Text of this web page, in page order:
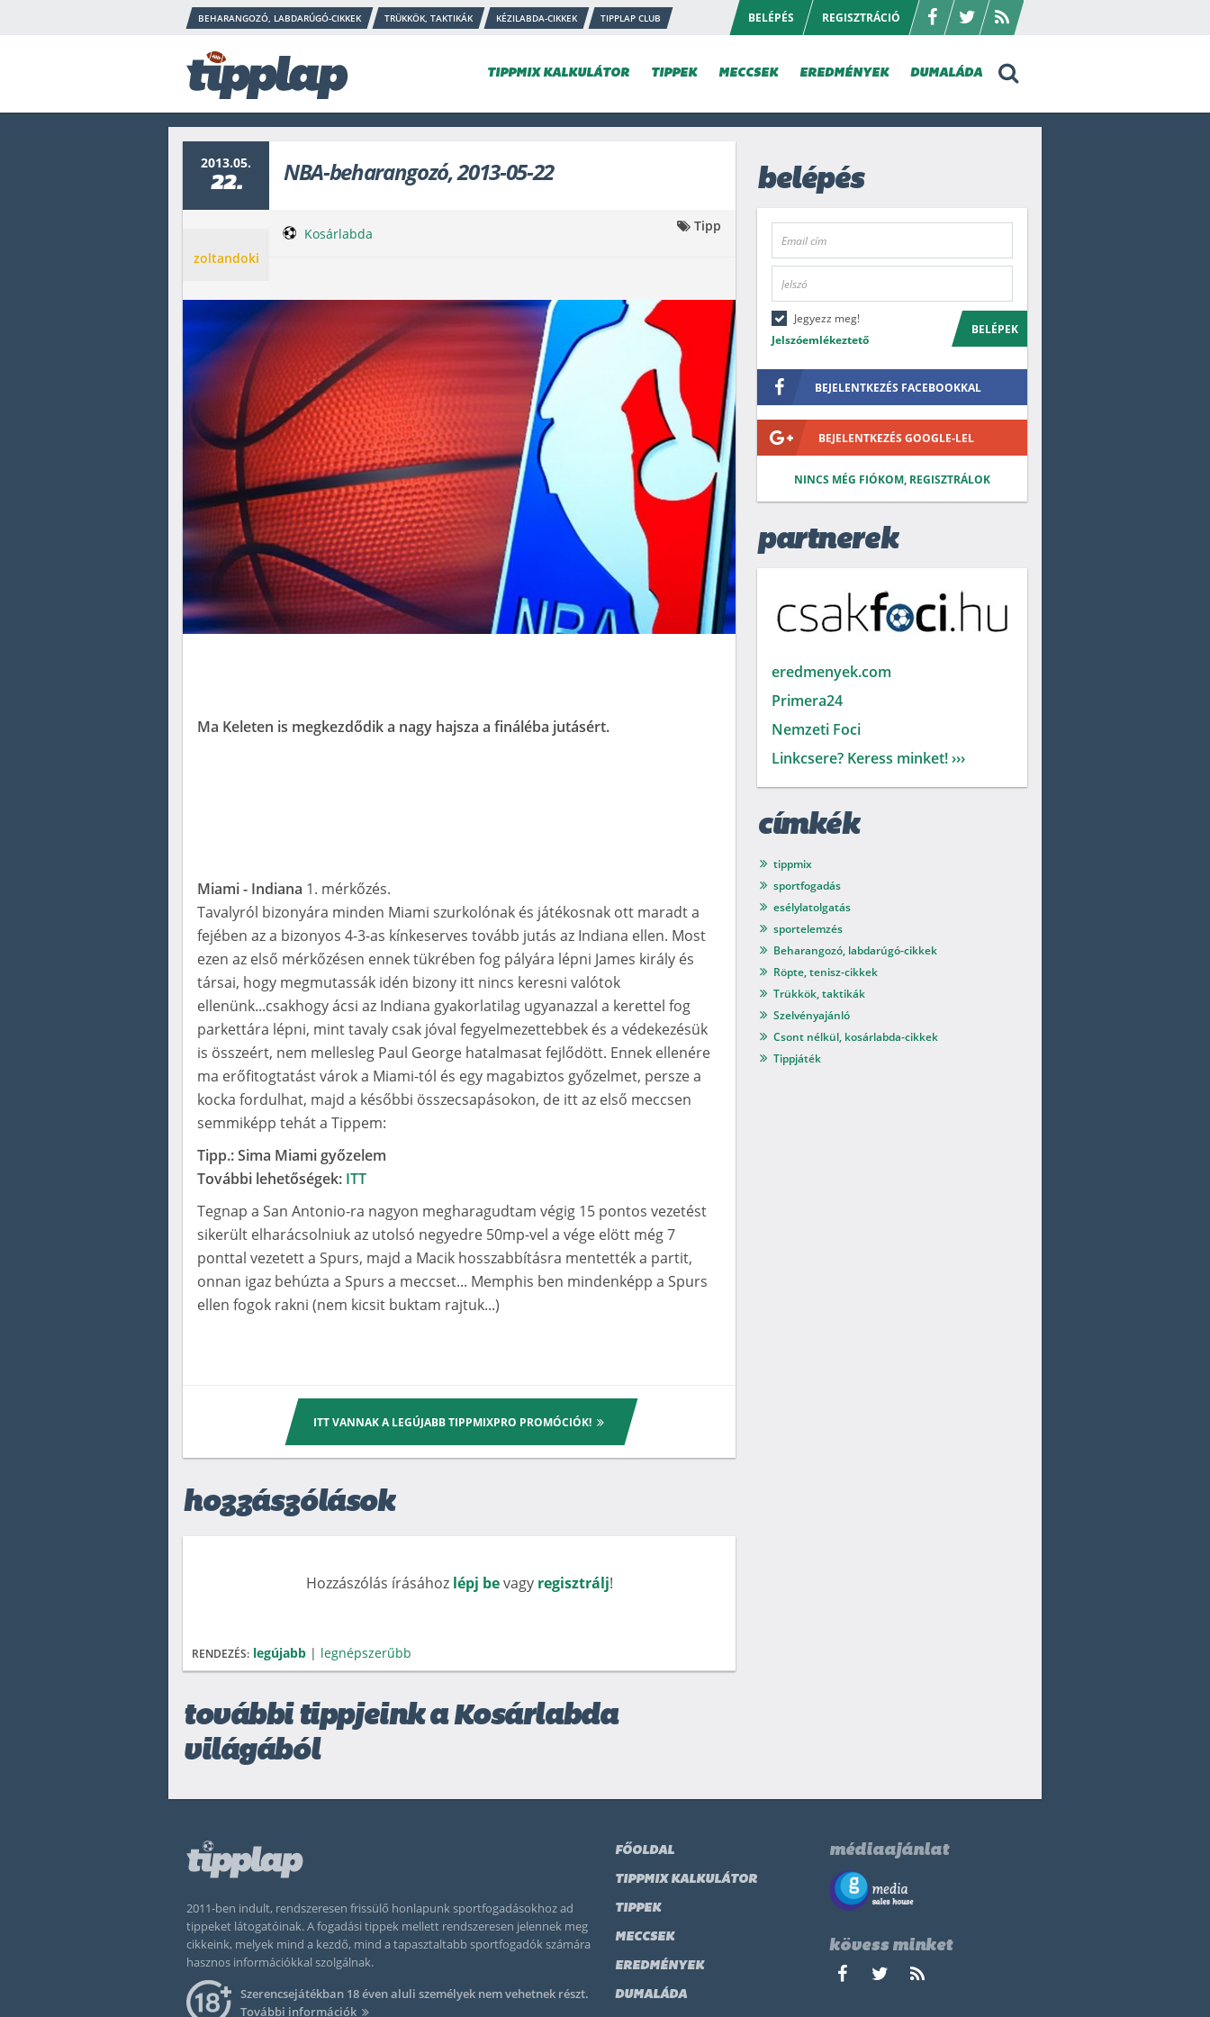
BEHARANGOZÓ, LABDARÚGÓ-CIKKEK TRÜKKÖK, TAKTIKÁK KÉZILABDA-CIKKEK TIPPLAP CLUB BELÉPÉS REGISZTRÁCIÓ
TIPPMIX KALKULÁTOR TIPPEK MECCSEK EREDMÉNYEK DUMALÁDA
2013.05.
22. NBA-beharangozó, 2013-05-22
zoltandoki
Kosárlabda Tipp
Ma Keleten is megkezdődik a nagy hajsza a fináléba jutásért.
Miami - Indiana 1. mérkőzés.
Tavalyról bizonyára minden Miami szurkolónak és játékosnak ott maradt a
fejében az a bizonyos 4-3-as kínkeserves tovább jutás az Indiana ellen. Most
ezen az első mérkőzésen ennek tükrében fog pályára lépni James király és
társai, hogy megmutassák idén bizony itt nincs keresni valótok
ellenünk...csakhogy ácsi az Indiana gyakorlatilag ugyanazzal a kerettel fog
parkettára lépni, mint tavaly csak jóval fegyelmezettebbek és a védekezésük
is összeért, nem mellesleg Paul George hatalmasat fejlődött. Ennek ellenére
ma erőfitogtatást várok a Miami-tól és egy magabiztos győzelmet, persze a
kocka fordulhat, majd a későbbi összecsapásokon, de itt az első meccsen
semmiképp tehát a Tippem:
Tipp.: Sima Miami győzelem
További lehetőségek: ITT
Tegnap a San Antonio-ra nagyon megharagudtam végig 15 pontos vezetést
sikerült elharácsolniuk az utolsó negyedre 50mp-vel a vége elött még 7
ponttal vezetett a Spurs, majd a Macik hosszabbításra mentették a partit,
onnan igaz behúzta a Spurs a meccset... Memphis ben mindenképp a Spurs
ellen fogok rakni (nem kicsit buktam rajtuk...)
ITT VANNAK A LEGÚJABB TIPPMIXPRO PROMÓCIÓK!
hozzászólások
Hozzászólás írásához lépj bevagy regisztrálj!
RENDEZÉS: legújabb | legnépszerűbb
további tippjeink a Kosárlabda
világából
belépés
Jegyezz meg!
Jelszóemlékeztető
BELÉPEK
BEJELENTKEZÉS FACEBOOKKAL
BEJELENTKEZÉS GOOGLE-LEL
NINCS MÉG FIÓKOM, REGISZTRÁLOK
partnerek
eredmenyek.com
Primera24
Nemzeti Foci
Linkcsere? Keress minket! ›››
címkék
tippmix
sportfogadás
esélylatolgatás
sportelemzés
Beharangozó, labdarúgó-cikkek
Röpte, tenisz-cikkek
Trükkök, taktikák
Szelvényajánló
Csont nélkül, kosárlabda-cikkek
Tippjáték
2011-ben indult, rendszeresen frissülő honlapunk sportfogadásokhoz ad
tippeket látogatóinak. A fogadási tippek mellett rendszeresen jelennek meg
cikkeink, melyek mind a kezdő, mind a tapasztaltabb sportfogadók számára
hasznos információkkal szolgálnak.
Szerencsejátékban 18 éven aluli személyek nem vehetnek részt.
További információk
FŐOLDAL
TIPPMIX KALKULÁTOR
TIPPEK
MECCSEK
EREDMÉNYEK
DUMALÁDA
médiaajánlat
kövess minket